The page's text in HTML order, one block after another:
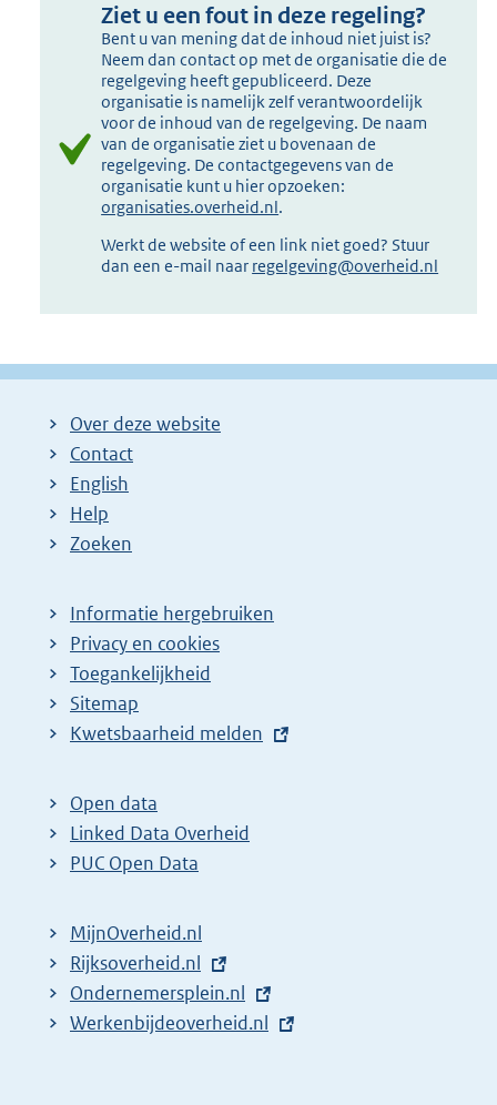
Ziet u een fout in deze regeling?
Bent u van mening dat de inhoud niet juist is?
Neem dan contact op met de organisatie die de
regelgeving heeft gepubliceerd. Deze
organisatie is namelijk zelf verantwoordelijk
voor de inhoud van de regelgeving. De naam
van de organisatie ziet u bovenaan de
regelgeving. De contactgegevens van de
organisatie kunt u hier opzoeken:
organisaties.overheid.nl.
Werkt de website of een link niet goed? Stuur
dan een e-mail naar regelgeving@overheid.nl
Over deze website
Contact
English
Help
Zoeken
Informatie hergebruiken
Privacy en cookies
Toegankelijkheid
Sitemap
E
t
e
r
l
i
n
k
Kwetsbaarheid melden
Open data
Linked Data Overheid
PUC Open Data
MijnOverheid.nl
E
x
t
Rijksoverheid.nl
E
x
Ondernemersplein.nl
E
Werkenbijdeoverheid.nl